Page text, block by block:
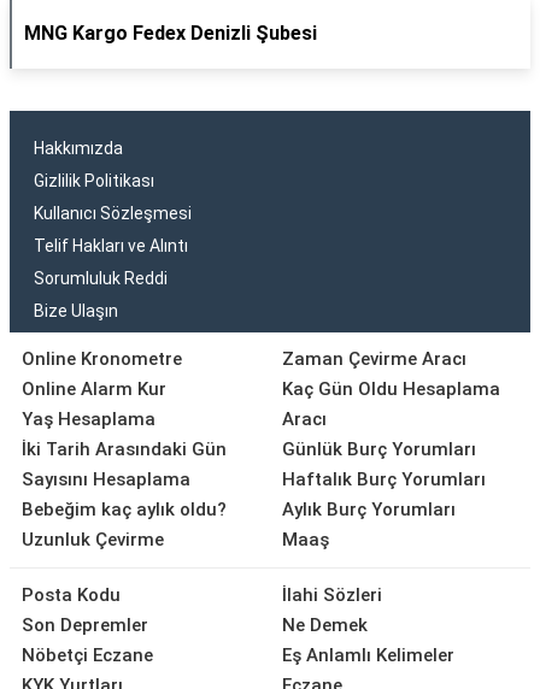
MNG Kargo Fedex Denizli Şubesi
Hakkımızda
Gizlilik Politikası
Kullanıcı Sözleşmesi
Telif Hakları ve Alıntı
Sorumluluk Reddi
Bize Ulaşın
Online Kronometre
Online Alarm Kur
Yaş Hesaplama
İki Tarih Arasındaki Gün
Sayısını Hesaplama
Bebeğim kaç aylık oldu?
Uzunluk Çevirme
Zaman Çevirme Aracı
Kaç Gün Oldu Hesaplama
Aracı
Günlük Burç Yorumları
Haftalık Burç Yorumları
Aylık Burç Yorumları
Maaş
Posta Kodu
Son Depremler
Nöbetçi Eczane
İlahi Sözleri
Ne Demek
Eş Anlamlı Kelimeler